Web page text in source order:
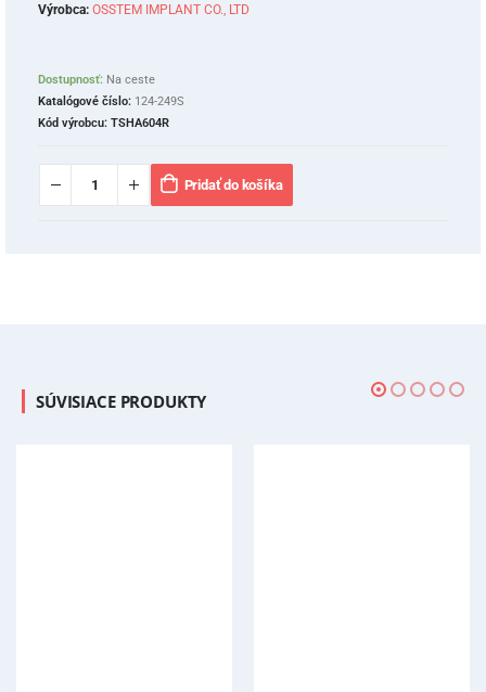
Výrobca: OSSTEM IMPLANT CO., LTD
Dostupnosť: Na ceste
Katalógové číslo: 124-249S
Kód výrobcu: TSHA604R
Pridať do košíka
SÚVISIACE PRODUKTY